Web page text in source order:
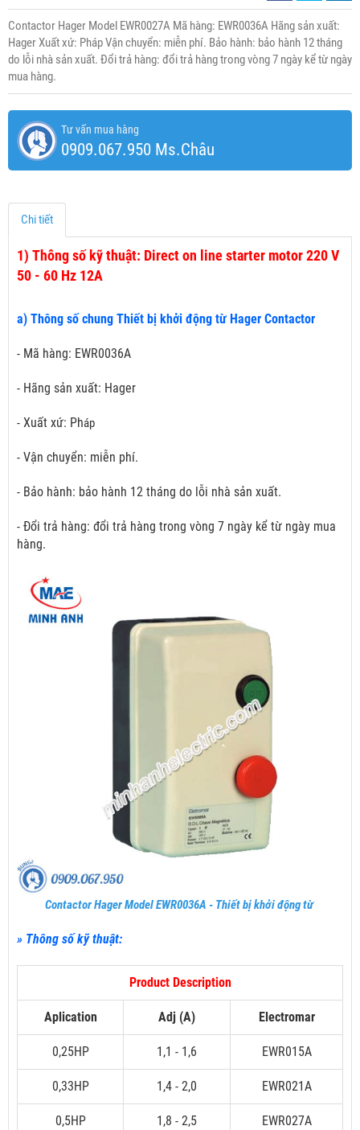
Contactor Hager Model EWR0027A Mã hàng: EWR0036A Hãng sản xuất:
Hager Xuất xứ: Pháp Vận chuyển: miễn phí. Bảo hành: bảo hành 12 tháng
do lỗi nhà sản xuất. Đổi trả hàng: đổi trả hàng trong vòng 7 ngày kể từ ngày
mua hàng.
Tư vấn mua hàng
0909.067.950 Ms.Châu
Chi tiết
1) Thông số kỹ thuật: Direct on line starter motor 220 V
50 - 60 Hz 12A
a) Thông số chung Thiết bị khởi động từ Hager Contactor
- Mã hàng: EWR0036A
- Hãng sản xuất: Hager
- Xuất xứ: Pháp
- Vận chuyển: miễn phí.
- Bảo hành: bảo hành 12 tháng do lỗi nhà sản xuất.
- Đổi trả hàng: đổi trả hàng trong vòng 7 ngày kể từ ngày mua
hàng.
Contactor Hager Model EWR0036A - Thiết bị khởi động từ
» Thông số kỹ thuật:
Product Description
Aplication Adj (A) Electromar
0,25HP 1,1 - 1,6 EWR015A
0,33HP 1,4 - 2,0 EWR021A
0,5HP 1,8 - 2,5 EWR027A